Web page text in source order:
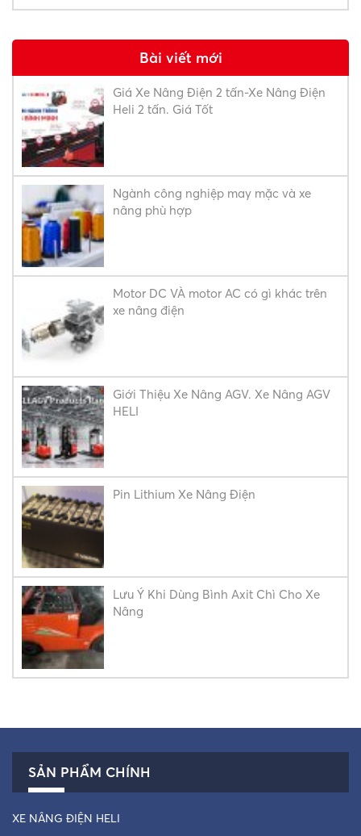
Bài viết mới
Giá Xe Nâng Điện 2 tấn-Xe Nâng Điện
Heli 2 tấn. Giá Tốt
Ngành công nghiệp may mặc và xe
nâng phù hợp
Motor DC VÀ motor AC có gì khác trên
xe nâng điện
Giới Thiệu Xe Nâng AGV. Xe Nâng AGV
HELI
Pin Lithium Xe Nâng Điện
Lưu Ý Khi Dùng Bình Axit Chì Cho Xe
Nâng
SẢN PHẨM CHÍNH
XE NÂNG ĐIỆN HELI